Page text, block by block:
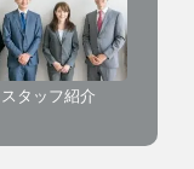
スタッフ紹介